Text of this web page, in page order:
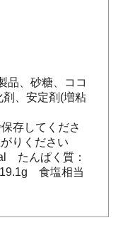
品、砂糖、ココ
、安定剤(増粘
存してくださ
りください
たんぱく質：
食塩相当